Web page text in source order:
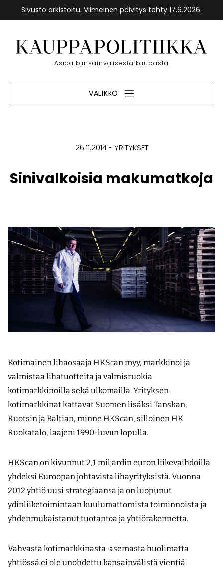
Sivusto arkistoitu. Viimeinen päivitys tehty 17.6.2026.
sisältöön
Etusivu
Asiaa kansainvälisestä kaupasta
VALIKKO
26.11.2014 YRITYKSET
Sinivalkoisia makumatkoja
Kotimainen lihaosaaja HKScan myy, markkinoi ja
valmistaa lihatuotteita ja valmisruokia
kotimarkkinoilla sekä ulkomailla. Yrityksen
kotimarkkinat kattavat Suomen lisäksi Tanskan,
Ruotsin ja Baltian, minne HKScan, silloinen HK
Ruokatalo, laajeni 1990-luvun lopulla.
HKScan on kivunnut 2,1 miljardin euron liikevaihdoilla
yhdeksi Euroopan johtavista lihayrityksistä. Vuonna
2012 yhtiö uusi strategiaansa ja on luopunut
ydinliiketoimintaan kuulumattomista toiminnoista ja
yhdenmukaistanut tuotantoa ja yhtiörakennetta.
Vahvasta kotimarkkinasta-asemasta huolimatta
yhtiössä ei ole unohdettu kansainvälistä vientiä.